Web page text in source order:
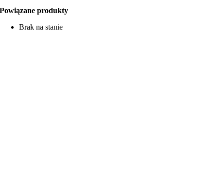
Powiązane produkty
Brak na stanie